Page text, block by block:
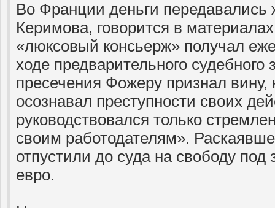
Во Франции деньги передавались
Керимова, говорится в
«люксовый консьерж» получал
ходе предварительного судебного
пресечения Фожеру признал вину,
осознавал преступности своих
руководствовался только
своим работодателям».
отпустили до суда на свободу под
евро.